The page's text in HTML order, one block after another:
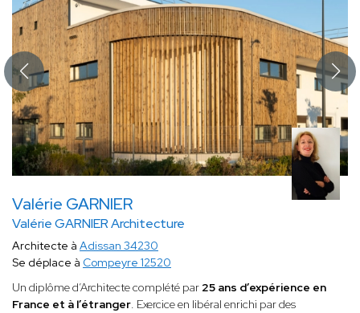
Valérie GARNIER
Valérie GARNIER Architecture
Architecte à Adissan 34230
Se déplace à Compeyre 12520
Un diplôme d’Architecte complété par 25 ans d’expérience en
France et à l’étranger. Exercice en libéral enrichi par des